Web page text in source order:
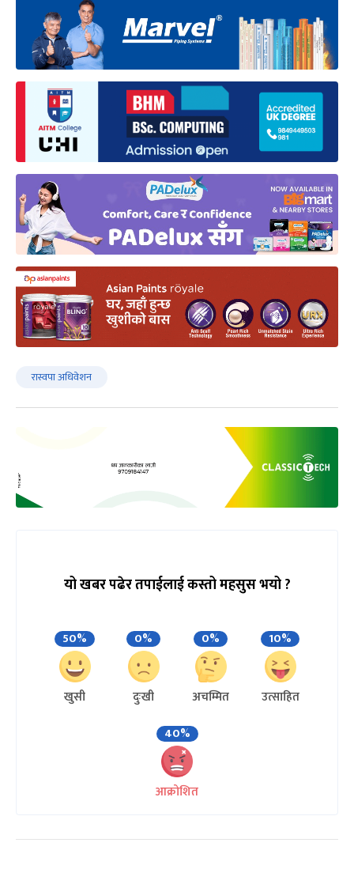
रास्वपा अधिवेशन
यो खबर पढेर तपाईलाई कस्तो महसुस भयो ?
50%
खुसी
0%
दुःखी
0%
अचम्मित
10%
उत्साहित
40%
आक्रोशित